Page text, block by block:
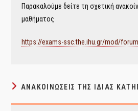
Παρακαλούμε δείτε τη σχετική
μαθήματος
https://exams-ssc.the.ihu.gr/mod/
ΑΝΑΚΟΙΝΏΣΕΙΣ ΤΗΣ ΊΔΙΑΣ